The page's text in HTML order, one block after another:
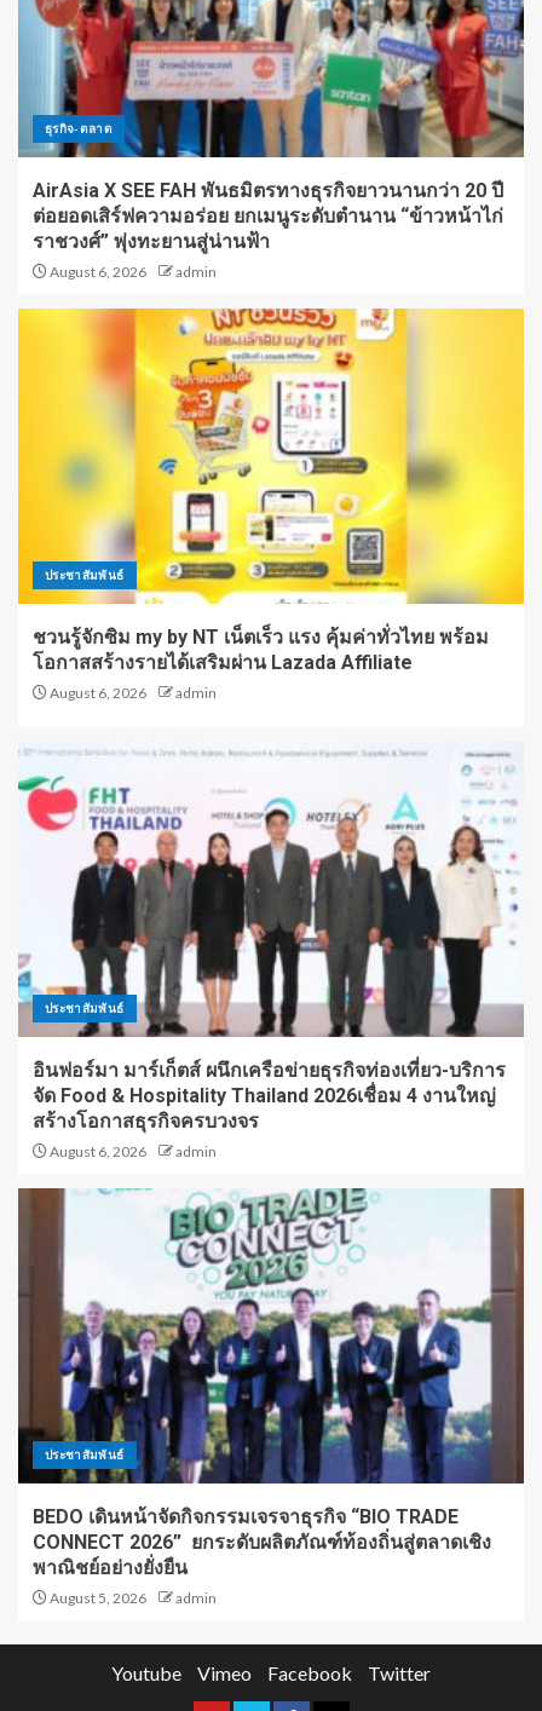
ธุรกิจ-ตลาด
AirAsia X SEE FAH พันธมิตรทางธุรกิจยาวนานกว่า 20 ปี
ต่อยอดเสิร์ฟความอร่อย ยกเมนูระดับตำนาน “ข้าวหน้าไก่
ราชวงศ์” พุ่งทะยานสู่น่านฟ้า
August 6, 2026 admin
ประชาสัมพันธ์
ชวนรู้จักซิม my by NT เน็ตเร็ว แรง คุ้มค่าทั่วไทย พร้อม
โอกาสสร้างรายได้เสริมผ่าน Lazada Affiliate
August 6, 2026 admin
ประชาสัมพันธ์
อินฟอร์มา มาร์เก็ตส์ ผนึกเครือข่ายธุรกิจท่องเที่ยว-บริการ
จัด Food & Hospitality Thailand 2026เชื่อม 4 งานใหญ่
สร้างโอกาสธุรกิจครบวงจร
August 6, 2026 admin
ประชาสัมพันธ์
BEDO เดินหน้าจัดกิจกรรมเจรจาธุรกิจ “BIO TRADE
CONNECT 2026” ยกระดับผลิตภัณฑ์ท้องถิ่นสู่ตลาดเชิง
พาณิชย์อย่างยั่งยืน
August 5, 2026 admin
Youtube Vimeo Facebook Twitter